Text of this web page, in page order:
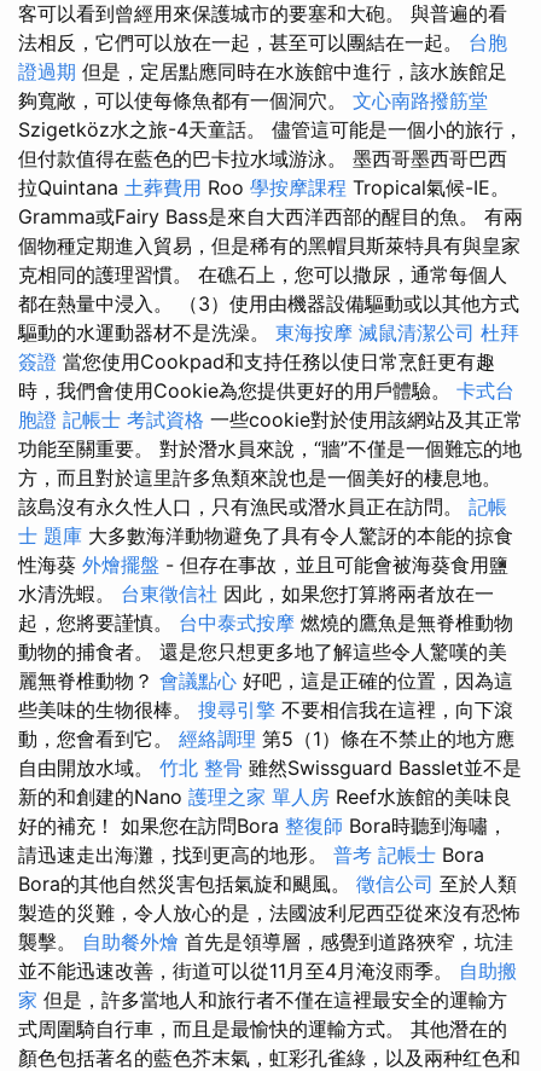
客可以看到曾經用來保護城市的要塞和大砲。 與普遍的看
法相反，它們可以放在一起，甚至可以團結在一起。 台胞
證過期 但是，定居點應同時在水族館中進行，該水族館足
夠寬敞，可以使每條魚都有一個洞穴。 文心南路撥筋堂
Szigetköz水之旅-4天童話。 儘管這可能是一個小的旅行，
但付款值得在藍色的巴卡拉水域游泳。 墨西哥墨西哥巴西
拉Quintana 土葬費用 Roo 學按摩課程 Tropical氣候-IE。
Gramma或Fairy Bass是來自大西洋西部的醒目的魚。 有兩
個物種定期進入貿易，但是稀有的黑帽貝斯萊特具有與皇家
克相同的護理習慣。 在礁石上，您可以撒尿，通常每個人
都在熱量中浸入。 （3）使用由機器設備驅動或以其他方式
驅動的水運動器材不是洗澡。 東海按摩 滅鼠清潔公司 杜拜
簽證 當您使用Cookpad和支持任務以使日常烹飪更有趣
時，我們會使用Cookie為您提供更好的用戶體驗。 卡式台
胞證 記帳士 考試資格 一些cookie對於使用該網站及其正常
功能至關重要。 對於潛水員來說，“牆”不僅是一個難忘的地
方，而且對於這里許多魚類來說也是一個美好的棲息地。
該島沒有永久性人口，只有漁民或潛水員正在訪問。 記帳
士 題庫 大多數海洋動物避免了具有令人驚訝的本能的掠食
性海葵 外燴擺盤 - 但存在事故，並且可能會被海葵食用鹽
水清洗蝦。 台東徵信社 因此，如果您打算將兩者放在一
起，您將要謹慎。 台中泰式按摩 燃燒的鷹魚是無脊椎動物
動物的捕食者。 還是您只想更多地了解這些令人驚嘆的美
麗無脊椎動物？ 會議點心 好吧，這是正確的位置，因為這
些美味的生物很棒。 搜尋引擎 不要相信我在這裡，向下滾
動，您會看到它。 經絡調理 第5（1）條在不禁止的地方應
自由開放水域。 竹北 整骨 雖然Swissguard Basslet並不是
新的和創建的Nano 護理之家 單人房 Reef水族館的美味良
好的補充！ 如果您在訪問Bora 整復師 Bora時聽到海嘯，
請迅速走出海灘，找到更高的地形。 普考 記帳士 Bora
Bora的其他自然災害包括氣旋和颶風。 徵信公司 至於人類
製造的災難，令人放心的是，法國波利尼西亞從來沒有恐怖
襲擊。 自助餐外燴 首先是領導層，感覺到道路狹窄，坑洼
並不能迅速改善，街道可以從11月至4月淹沒雨季。 自助搬
家 但是，許多當地人和旅行者不僅在這裡最安全的運輸方
式周圍騎自行車，而且是最愉快的運輸方式。 其他潛在的
顏色包括著名的藍色芥末氣，虹彩孔雀綠，以及兩种红色和